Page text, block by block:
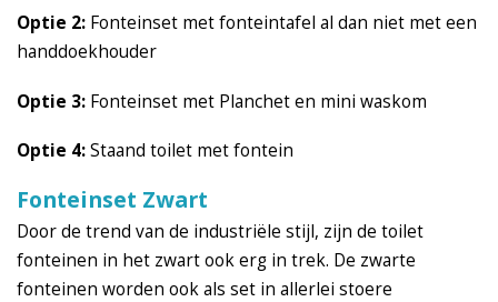
Optie 2: Fonteinset met fonteintafel al dan niet met een
handdoekhouder
Optie 3: Fonteinset met Planchet en mini waskom
Optie 4:Staand toilet met fontein
Fonteinset Zwart
Door de trend van de industriële stijl, zijn de toilet
fonteinen in het zwart ook erg in trek. De zwarte
fonteinen worden ook als set in allerlei stoere